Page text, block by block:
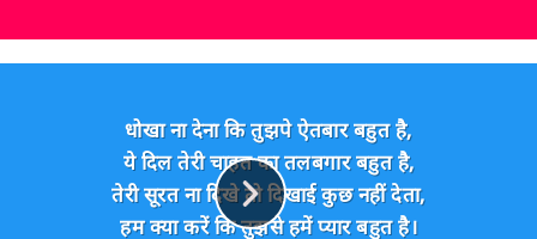
धोखा ना देना कि तुझपे ऐतबार बहुत है,
ये दिल तेरी चाहत का तलबगार बहुत है,
तेरी सूरत ना दिखे तो दिखाई कुछ नहीं देता,
हम क्या करें कि तुझसे हमें प्यार बहुत है।